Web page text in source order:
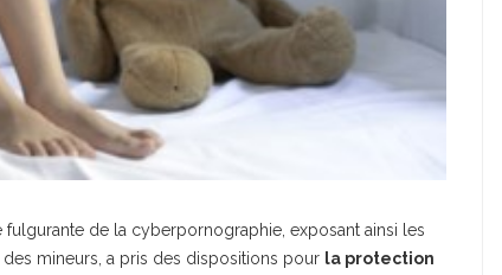
fulgurante de la cyberpornographie, exposant ainsi les
mineurs, a pris des dispositions pour la protection